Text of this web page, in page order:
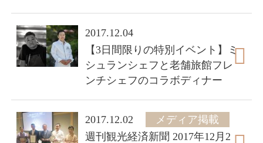
2017.12.04
【3日間限りの特別イベント】ミ
シュランシェフと老舗旅館フレ
ンチシェフのコラボディナー
2017.12.02
メディア掲載
週刊観光経済新聞 2017年12月2